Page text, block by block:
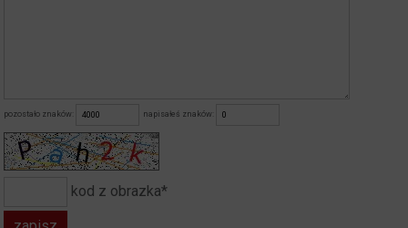
pozostało znaków: napisałeś znaków:
kod z obrazka*